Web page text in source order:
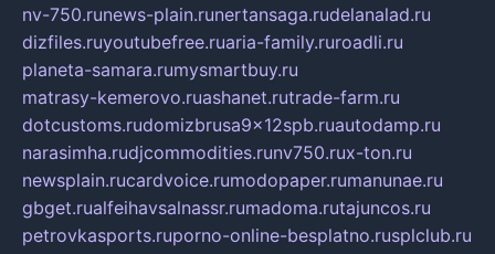
nv-750.runews-plain.runertansaga.rudelanalad.ru
dizfiles.ruyoutubefree.ruaria-family.ruroadli.ru
planeta-samara.rumysmartbuy.ru
matrasy-kemerovo.ruashanet.rutrade-farm.ru
dotcustoms.rudomizbrusa9x12spb.ruautodamp.ru
narasimha.rudjcommodities.runv750.rux-ton.ru
newsplain.rucardvoice.rumodopaper.rumanunae.ru
gbget.rualfeihavsalnassr.rumadoma.rutajuncos.ru
petrovkasports.ruporno-online-besplatno.rusplclub.ru